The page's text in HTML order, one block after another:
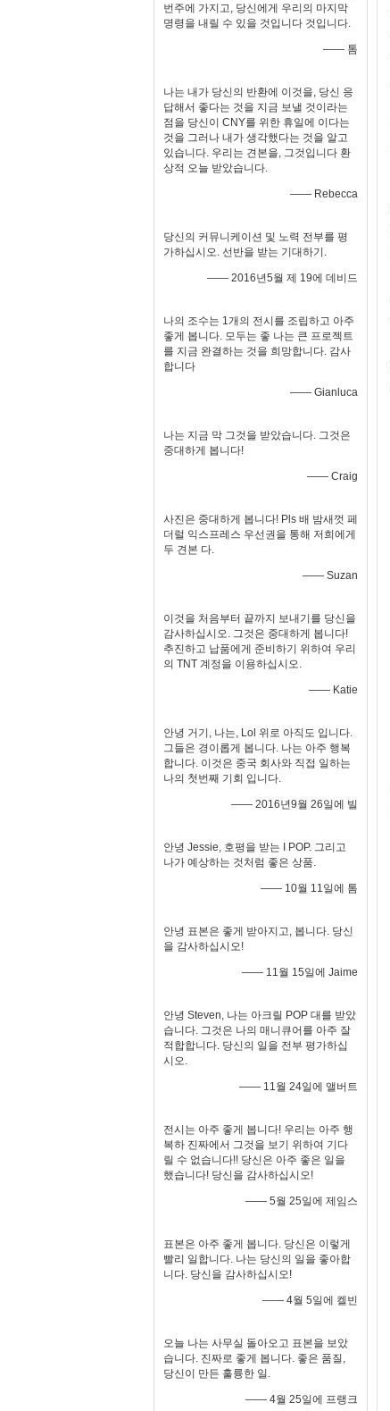
번주에 가지고, 당신에게 우리의 마지막
명령을 내릴 수 있을 것입니다 것입니다.
—— 톰
나는 내가 당신의 반환에 이것을, 당신 응
답해서 좋다는 것을 지금 보낼 것이라는
점을 당신이 CNY를 위한 휴일에 이다는
것을 그러나 내가 생각했다는 것을 알고
있습니다. 우리는 견본을, 그것입니다 환
상적 오늘 받았습니다.
—— Rebecca
당신의 커뮤니케이션 및 노력 전부를 평
가하십시오. 선반을 받는 기대하기.
—— 2016년5월 제 19에 데비드
나의 조수는 1개의 전시를 조립하고 아주
좋게 봅니다. 모두는 좋 나는 큰 프로젝트
를 지금 완결하는 것을 희망합니다. 감사
합니다
—— Gianluca
나는 지금 막 그것을 받았습니다. 그것은
중대하게 봅니다!
—— Craig
사진은 중대하게 봅니다! Pls 배 밤새껏 페
더럴 익스프레스 우선권을 통해 저희에게
두 견본 다.
—— Suzan
이것을 처음부터 끝까지 보내기를 당신을
감사하십시오. 그것은 중대하게 봅니다!
추진하고 납품에게 준비하기 위하여 우리
의 TNT 계정을 이용하십시오.
—— Katie
안녕 거기, 나는, Lol 위로 아직도 입니다.
그들은 경이롭게 봅니다. 나는 아주 행복
합니다. 이것은 중국 회사와 직접 일하는
나의 첫번째 기회 입니다.
—— 2016년9월 26일에 빌
안녕 Jessie, 호평을 받는 I POP. 그리고
나가 예상하는 것처럼 좋은 상품.
—— 10월 11일에 톰
안녕 표본은 좋게 받아지고, 봅니다. 당신
을 감사하십시오!
—— 11월 15일에 Jaime
안녕 Steven, 나는 아크릴 POP 대를 받았
습니다. 그것은 나의 매니큐어를 아주 잘
적합합니다. 당신의 일을 전부 평가하십
시오.
—— 11월 24일에 앨버트
전시는 아주 좋게 봅니다! 우리는 아주 행
복하 진짜에서 그것을 보기 위하여 기다
릴 수 없습니다!! 당신은 아주 좋은 일을
했습니다! 당신을 감사하십시오!
—— 5월 25일에 제임스
표본은 아주 좋게 봅니다. 당신은 이렇게
빨리 일합니다. 나는 당신의 일을 좋아합
니다. 당신을 감사하십시오!
—— 4월 5일에 켈빈
오늘 나는 사무실 돌아오고 표본을 보았
습니다. 진짜로 좋게 봅니다. 좋은 품질,
당신이 만든 훌륭한 일.
—— 4월 25일에 프랭크